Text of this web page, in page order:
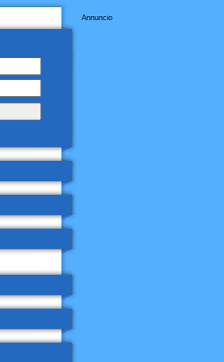
Annuncio